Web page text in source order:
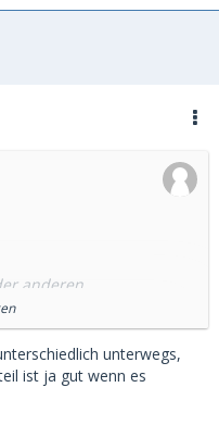
anderen.
nicht in mich bzw. finde
unterwegs,
ist ja gut wenn es